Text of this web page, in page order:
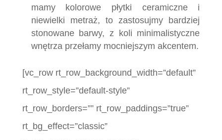
mamy kolorowe płytki ceramiczne i
niewielki metraż, to zastosujmy bardziej
stonowane barwy, z koli minimalistyczne
wnętrza przełamy mocniejszym akcentem.
[vc_row rt_row_background_width=”default”
rt_row_style=”default-style”
rt_row_borders=”” rt_row_paddings=”true”
rt_bg_effect=”classic”